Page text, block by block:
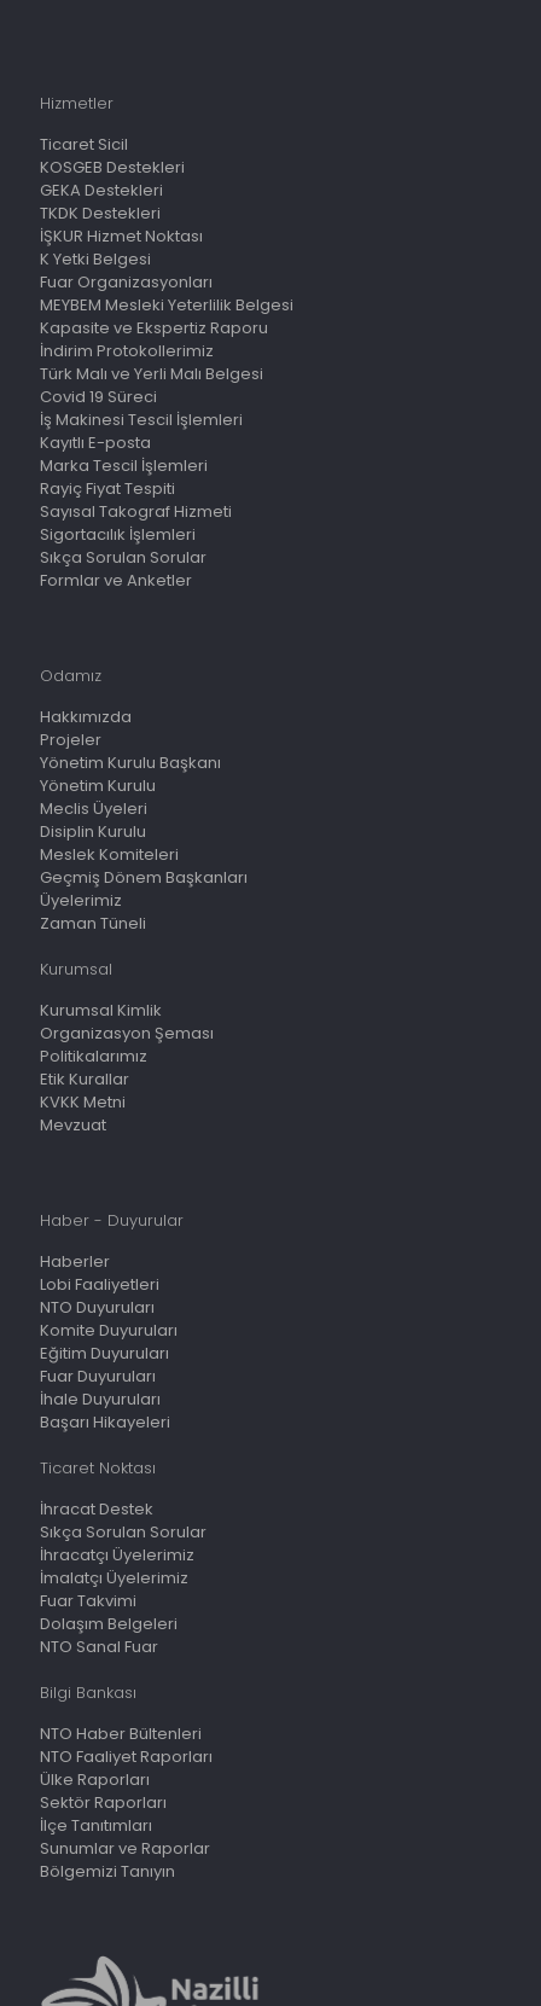
Hizmetler
Ticaret Sicil
KOSGEB Destekleri
GEKA Destekleri
TKDK Destekleri
İŞKUR Hizmet Noktası
K Yetki Belgesi
Fuar Organizasyonları
MEYBEM Mesleki Yeterlilik Belgesi
Kapasite ve Ekspertiz Raporu
İndirim Protokollerimiz
Türk Malı ve Yerli Malı Belgesi
Covid 19 Süreci
İş Makinesi Tescil İşlemleri
Kayıtlı E-posta
Marka Tescil İşlemleri
Rayiç Fiyat Tespiti
Sayısal Takograf Hizmeti
Sigortacılık İşlemleri
Sıkça Sorulan Sorular
Formlar ve Anketler
Odamız
Hakkımızda
Projeler
Yönetim Kurulu Başkanı
Yönetim Kurulu
Meclis Üyeleri
Disiplin Kurulu
Meslek Komiteleri
Geçmiş Dönem Başkanları
Üyelerimiz
Zaman Tüneli
Kurumsal
Kurumsal Kimlik
Organizasyon Şeması
Politikalarımız
Etik Kurallar
KVKK Metni
Mevzuat
Haber - Duyurular
Haberler
Lobi Faaliyetleri
NTO Duyuruları
Komite Duyuruları
Eğitim Duyuruları
Fuar Duyuruları
İhale Duyuruları
Başarı Hikayeleri
Ticaret Noktası
İhracat Destek
Sıkça Sorulan Sorular
İhracatçı Üyelerimiz
İmalatçı Üyelerimiz
Fuar Takvimi
Dolaşım Belgeleri
NTO Sanal Fuar
Bilgi Bankası
NTO Haber Bültenleri
NTO Faaliyet Raporları
Ülke Raporları
Sektör Raporları
İlçe Tanıtımları
Sunumlar ve Raporlar
Bölgemizi Tanıyın